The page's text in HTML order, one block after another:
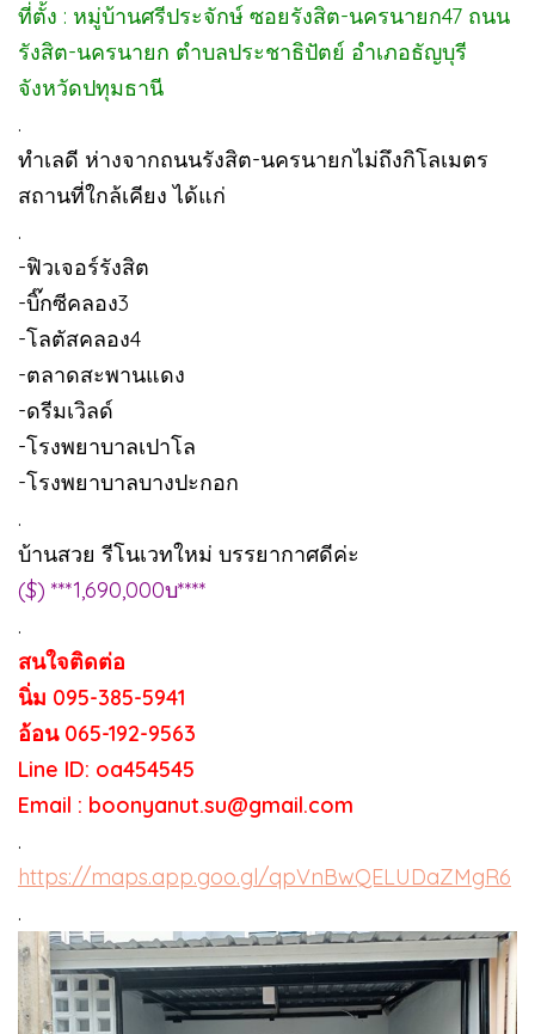
ที่ตั้ง : หมู่บ้านศรีประจักษ์ ซอยรังสิต-นครนายก47 ถนน
รังสิต-นครนายก ตำบลประชาธิปัตย์ อำเภอธัญบุรี
จังหวัดปทุมธานี
.
ทำเลดี ห่างจากถนนรังสิต-นครนายกไม่ถึงกิโลเมตร
สถานที่ใกล้เคียง ได้แก่
.
-ฟิวเจอร์รังสิต
-บิ๊กซีคลอง3
-โลตัสคลอง4
-ตลาดสะพานแดง
-ดรีมเวิลด์
-โรงพยาบาลเปาโล
-โรงพยาบาลบางปะกอก
.
บ้านสวย รีโนเวทใหม่ บรรยากาศดีค่ะ
($) ***1,690,000บ****
.
สนใจติดต่อ
นิ่ม 095-385-5941
อ้อน 065-192-9563
Line ID: oa454545
Email : boonyanut.su@gmail.com
.
https://maps.app.goo.gl/qpVnBwQELUDaZMgR6
.